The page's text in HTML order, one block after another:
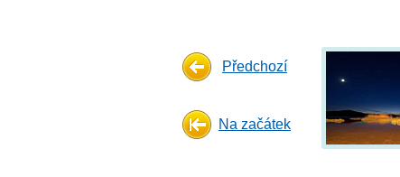
Předchozí
Na začátek